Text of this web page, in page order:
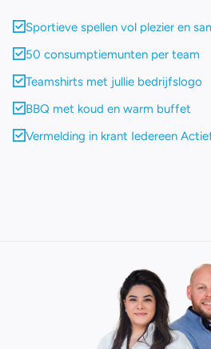
Sportieve spellen vol plezier en
50 consumptiemunten per team
Teamshirts met jullie bedrijfslogo
BBQ met koud en warm buffet
Vermelding in krant Iedereen